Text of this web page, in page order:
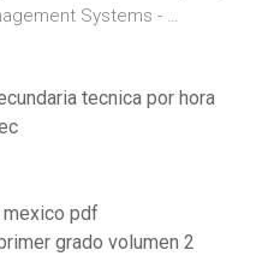
Systems - …
tecnica por hora
pdf
grado volumen 2